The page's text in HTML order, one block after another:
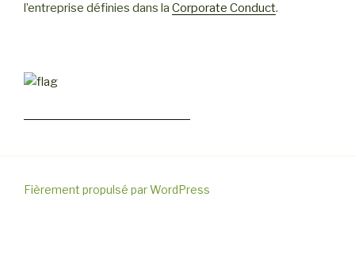
l’entreprise définies dans la Corporate Conduct.
Fièrement propulsé par WordPress